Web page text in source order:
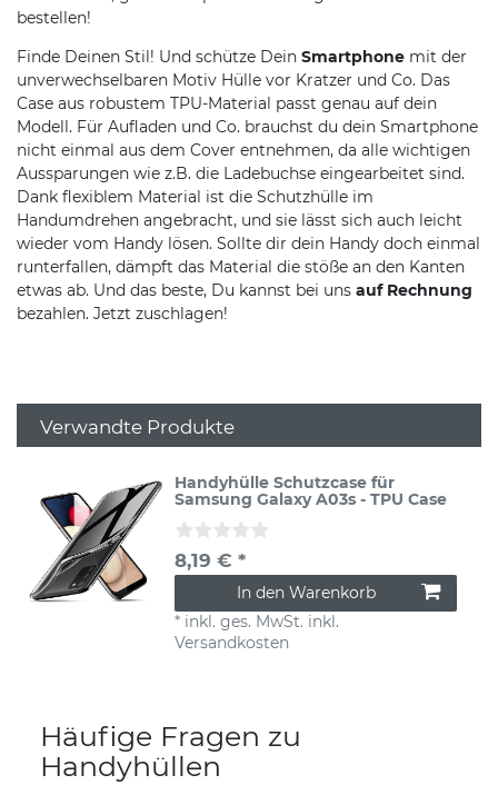
bestellen!
Finde Deinen Stil! Und schütze Dein Smartphone mit der
unverwechselbaren Motiv Hülle vor Kratzer und Co. Das
Case aus robustem TPU-Material passt genau auf dein
Modell. Für Aufladen und Co. brauchst du dein Smartphone
nicht einmal aus dem Cover entnehmen, da alle wichtigen
Aussparungen wie z.B. die Ladebuchse eingearbeitet sind.
Dank flexiblem Material ist die Schutzhülle im
Handumdrehen angebracht, und sie lässt sich auch leicht
wieder vom Handy lösen. Sollte dir dein Handy doch einmal
runterfallen, dämpft das Material die stöße an den Kanten
etwas ab. Und das beste, Du kannst bei uns auf Rechnung
bezahlen. Jetzt zuschlagen!
Verwandte Produkte
Handyhülle Schutzcase für
Samsung Galaxy A03s - TPU Case
8,19 € *
In den Warenkorb
* inkl. ges. MwSt. inkl.
Versandkosten
Häufige Fragen zu
Handyhüllen